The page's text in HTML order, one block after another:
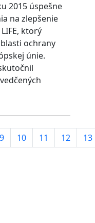
2015 úspešne
na zlepšenie
ktorý
ochrany
únie.
9 10 11 12 13